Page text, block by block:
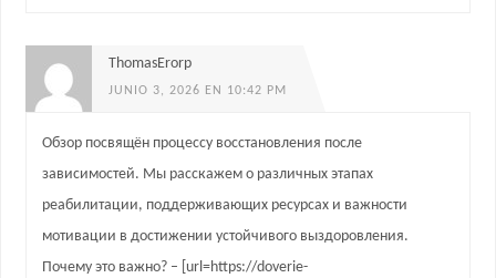
ThomasErorp
JUNIO 3, 2026 EN 10:42 PM
Обзор посвящён процессу восстановления после
зависимостей. Мы расскажем о различных этапах
реабилитации, поддерживающих ресурсах и важности
мотивации в достижении устойчивого выздоровления.
Почему это важно? – [url=https://doverie-